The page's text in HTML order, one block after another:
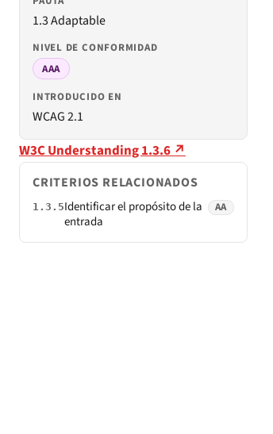
1.3 Adaptable
NIVEL DE CONFORMIDAD
AAA
INTRODUCIDO EN
WCAG 2.1
W3C Understanding 1.3.6 ↗
CRITERIOS RELACIONADOS
1.3.5Identificar el propósito de la
entrada
AA